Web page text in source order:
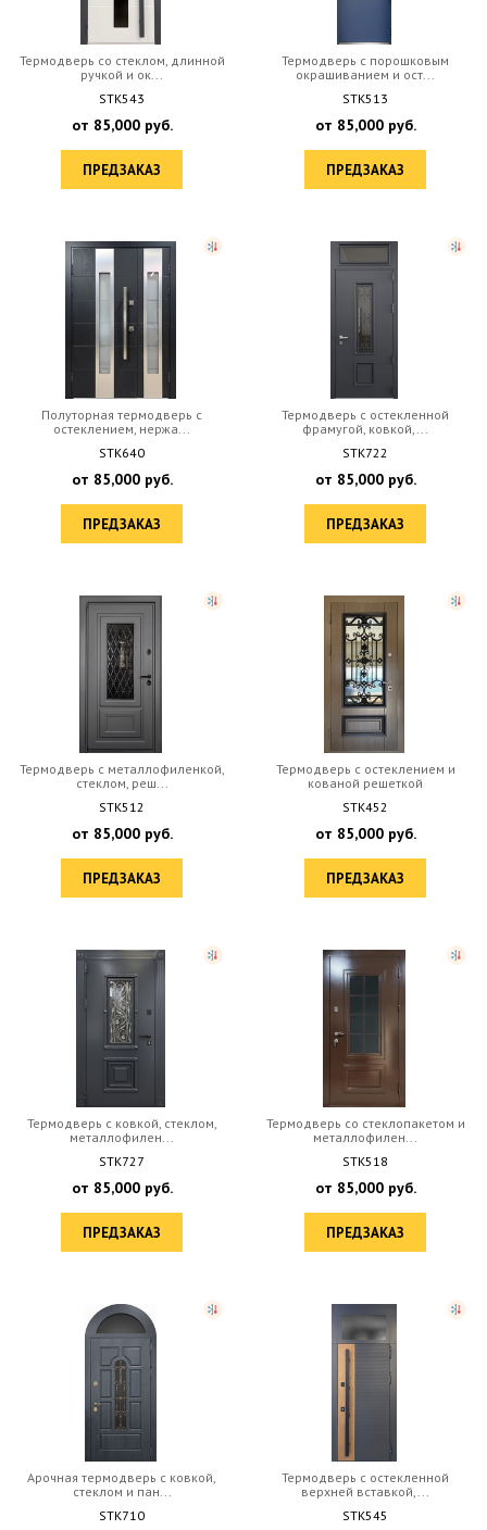
Термодверь со стеклом, длинной
ручкой и ок...
STK543
от 85,000руб.
ПРЕДЗАКАЗ
Термодверь с порошковым
окрашиванием и ост...
STK513
от 85,000руб.
ПРЕДЗАКАЗ
Полуторная термодверь с
остеклением, нержа...
STK640
от 85,000руб.
ПРЕДЗАКАЗ
Термодверь с остекленной
фрамугой, ковкой,...
STK722
от 85,000руб.
ПРЕДЗАКАЗ
Термодверь с металлофиленкой,
стеклом, реш...
STK512
от 85,000руб.
ПРЕДЗАКАЗ
Термодверь с остеклением и
кованой решеткой
STK452
от 85,000руб.
ПРЕДЗАКАЗ
Термодверь с ковкой, стеклом,
металлофилен...
STK727
от 85,000руб.
ПРЕДЗАКАЗ
Термодверь со стеклопакетом и
металлофилен...
STK518
от 85,000руб.
ПРЕДЗАКАЗ
Арочная термодверь с ковкой,
стеклом и пан...
STK710
Термодверь с остекленной
верхней вставкой,...
STK545